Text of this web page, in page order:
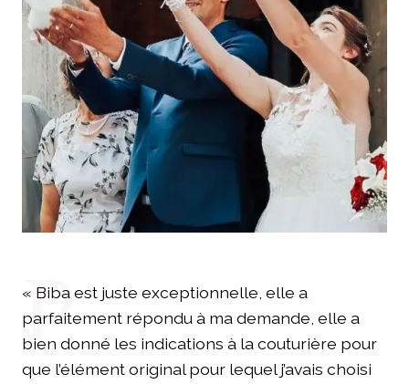
P
« Biba est juste exceptionnelle, elle a
parfaitement répondu à ma demande, elle a
bien donné les indications à la couturière pour
que l’élément original pour lequel j’avais choisi